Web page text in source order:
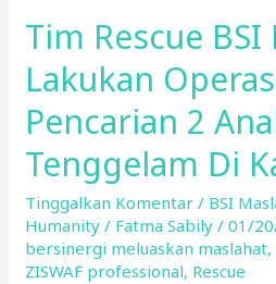
Tim Rescue
Lakukan
Pencarian 2
Tenggelam Di
Tinggalkan Komentar / BSI
Humanity / Fatma Sabily/01/
bersinergi meluaskan maslahat,
ZISWAF professional, Rescue
Di
Kali
Bekasi